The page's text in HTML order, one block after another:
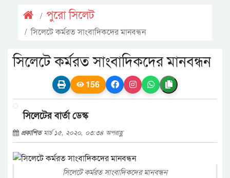
পুরাে সিলেট
সিলেটে কর্মরত সাংবাদিকদের মানবন্ধন
সিলেটে কর্মরত সাংবাদিকদের মানবন্ধন
156
সিলেটের বার্তা ডেস্ক
প্রকাশিতমার্চ ১৫, ২০২০, ০৩:৩৪ অপরাহ্ণ
সিলেটে কর্মরত সাংবাদিকদের মানবন্ধন